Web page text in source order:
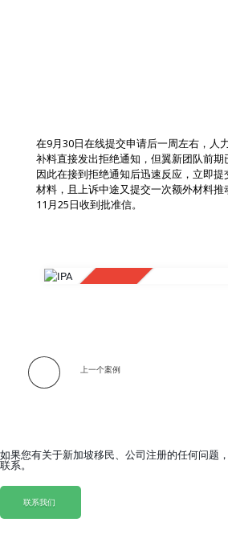
在9月30日在线提交申请后一周左右，人
补料直接发出拒绝通知，但翼新团队前期
因此在接到拒绝通知后迅速反应，立即
材料，且上诉中途又提交一次额外材料
11月25日收到批准信。
APPROVED
上一个案例
如果您有关于新加坡移民、公司注册的任何问题
联系。
联系我们